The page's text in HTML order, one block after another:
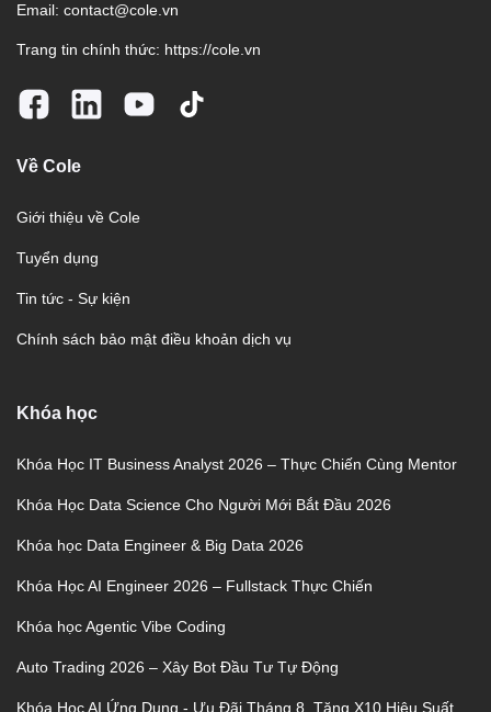
Email: contact@cole.vn
Trang tin chính thức: https://cole.vn
Về Cole
Giới thiệu về Cole
Tuyển dụng
Tin tức - Sự kiện
Chính sách bảo mật điều khoản dịch vụ
Khóa học
Khóa Học IT Business Analyst 2026 – Thực Chiến Cùng Mentor
Khóa Học Data Science Cho Người Mới Bắt Đầu 2026
Khóa học Data Engineer & Big Data 2026
Khóa Học AI Engineer 2026 – Fullstack Thực Chiến
Khóa học Agentic Vibe Coding
Auto Trading 2026 – Xây Bot Đầu Tư Tự Động
Khóa Học AI Ứng Dụng - Ưu Đãi Tháng 8, Tăng X10 Hiệu Suất